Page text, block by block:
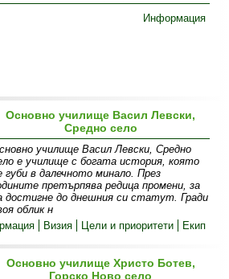
Информация
Основно училище Васил Левски,
Средно село
училище Васил Левски, Средно
е училище с богата история, която
губи в далечното минало. През
претърпява редица промени, за
достигне до днешния си статут. Гради
облик н
Визия Цели и приоритети Екип
Основно училище Христо Ботев,
Горско Ново село